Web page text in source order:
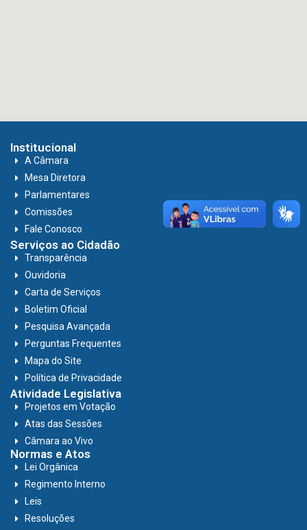
Institucional
A Câmara
Mesa Diretora
Parlamentares
Comissões
Fale Conosco
Serviços ao Cidadão
Transparência
Ouvidoria
Carta de Serviços
Boletim Oficial
Pesquisa Avançada
Perguntas Frequentes
Mapa do Site
Política de Privacidade
Atividade Legislativa
Projetos em Votação
Atas das Sessões
Câmara ao Vivo
Normas e Atos
Lei Orgânica
Regimento Interno
Leis
Resoluções